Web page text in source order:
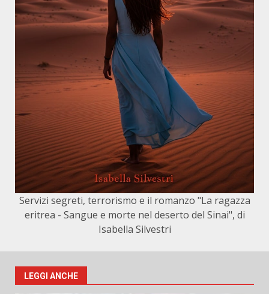
Servizi segreti, terrorismo e il romanzo "La ragazza
eritrea - Sangue e morte nel deserto del Sinai", di
Isabella Silvestri
LEGGI ANCHE